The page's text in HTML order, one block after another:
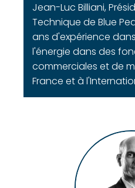
Jean-Luc Billiani,
Technique de Blue
ans d'expérience
l'énergie dans des
commerciales et de
France et à